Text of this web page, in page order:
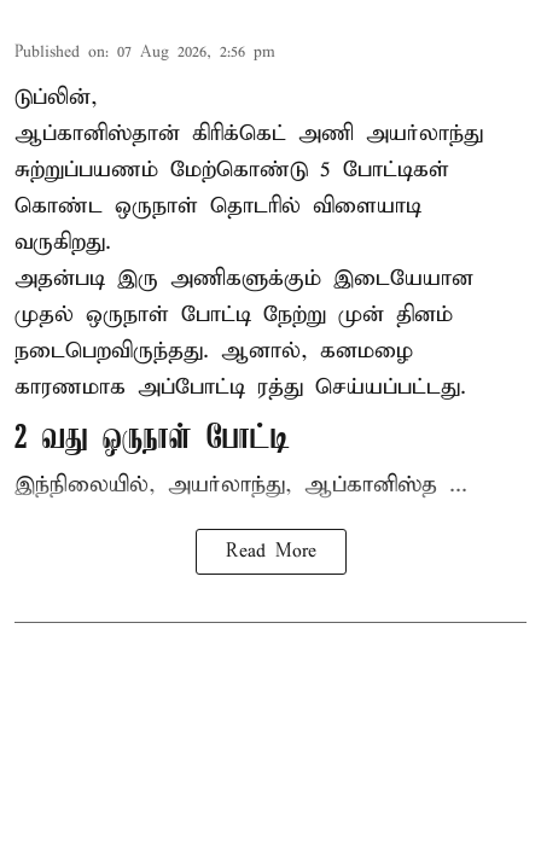
Published on: 07 Aug 2026, 2:56 pm
டுப்லின்,
ஆப்கானிஸ்தான் கிரிக்கெட் அணி அயர்லாந்து
சுற்றுப்பயணம் மேற்கொண்டு 5 போட்டிகள்
கொண்ட ஒருநாள் தொடரில் விளையாடி
வருகிறது.
அதன்படி இரு அணிகளுக்கும் இடையேயான
முதல் ஒருநாள் போட்டி நேற்று முன் தினம்
நடைபெறவிருந்தது. ஆனால், கனமழை
காரணமாக அப்போட்டி ரத்து செய்யப்பட்டது.
2 வது ஒருநாள் போட்டி
இந்நிலையில், அயர்லாந்து, ஆப்கானிஸ்த ...
Read More